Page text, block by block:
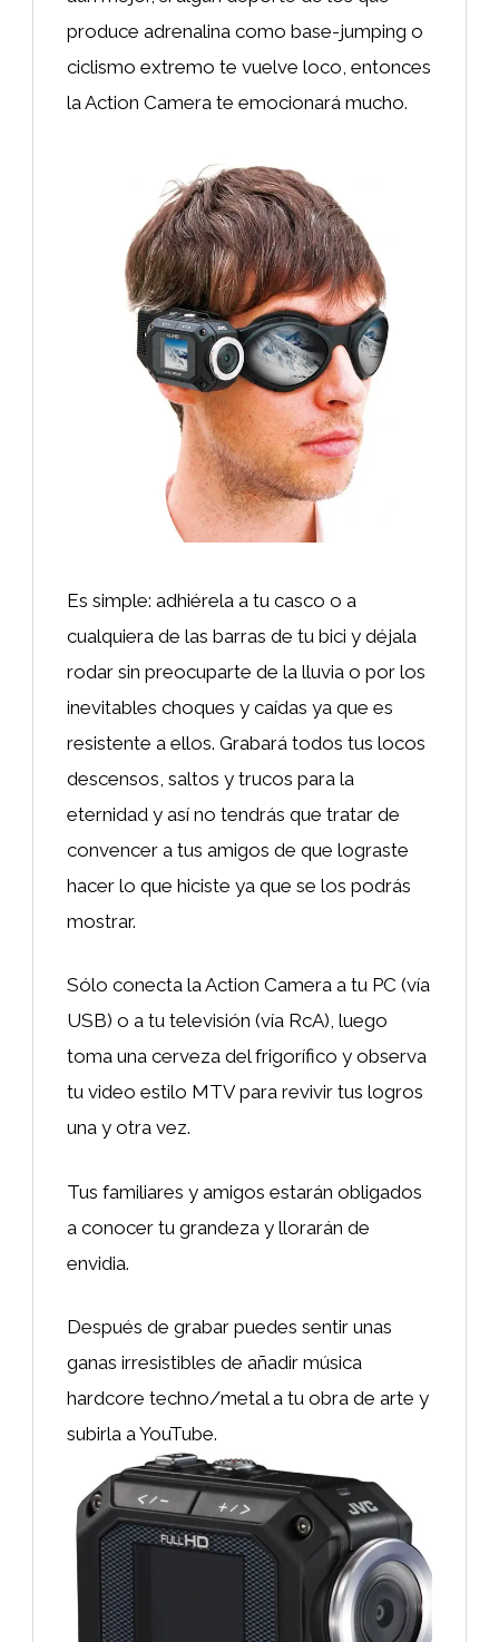
produce adrenalina como base-jumping o
ciclismo extremo te vuelve loco, entonces
la Action Camera te emocionará mucho.
Es simple: adhiérela a tu casco o a
cualquiera de las barras de tu bici y déjala
rodar sin preocuparte de la lluvia o por los
inevitables choques y caídas ya que es
resistente a ellos. Grabará todos tus locos
descensos, saltos y trucos para la
eternidad y así no tendrás que tratar de
convencer a tus amigos de que lograste
hacer lo que hiciste ya que se los podrás
mostrar.
Sólo conecta la Action Camera a tu PC (vía
USB) o a tu televisión (vía RcA), luego
toma una cerveza del frigorífico y observa
tu video estilo MTV para revivir tus logros
una y otra vez.
Tus familiares y amigos estarán obligados
a conocer tu grandeza y llorarán de
envidia.
Después de grabar puedes sentir unas
ganas irresistibles de añadir música
hardcore techno/metal a tu obra de arte y
subirla a YouTube.